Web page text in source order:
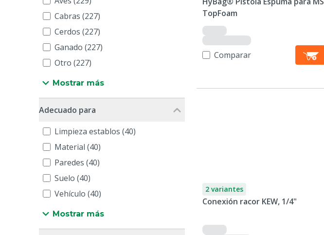
Cabras (227)
Cerdos (227)
Ganado (227)
Otro (227)
Mostrar más
Adecuado para
Limpieza establos (40)
Material (40)
Paredes (40)
Suelo (40)
Vehículo (40)
Mostrar más
TopFoam
Comparar
2 variantes
Conexión racor KEW, 1/4"